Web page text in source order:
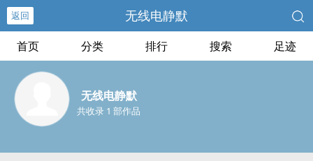
返回 无线电静默
首页 分类 排行 搜索 足迹
无线电静默
共收录 1 部作品